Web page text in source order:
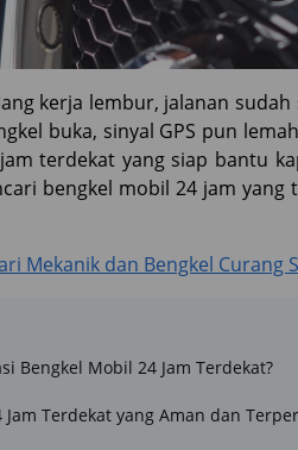
kerja lembur, jalanan
buka, sinyal GPS pun
terdekat yang siap bantu
bengkel mobil 24 jam yang
Mekanik dan Bengkel Curang
Bengkel Mobil 24 Jam Terdekat?
Terdekat yang Aman dan